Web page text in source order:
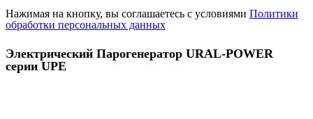
Нажимая на кнопку, вы соглашаетесь с условиями Политики
обработки персональных данных
Электрический Парогенератор URAL-POWER
серии UPE